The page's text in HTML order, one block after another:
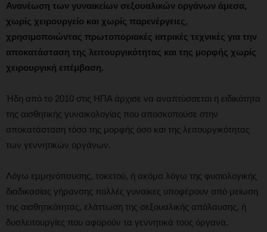
Ανανέωση των γυναικείων σεξουαλικών οργάνων άμεσα,
χωρίς χειρουργείο και χωρίς παρενέργειες,
χρησιμοποιώντας πρωτοποριακές ιατρικές τεχνικές για την
αποκατάσταση της λειτουργικότητας και της μορφής χωρίς
χειρουργική επέμβαση.
Ήδη από το 2010 στις ΗΠΑ άρχισε να αναπτύσσεται η ειδικότητα
της αισθητικής γυναικολογίας που αποσκοπούσε στην
αποκατάσταση τόσο της μορφής όσο και της λειτουργικότητας
των γεννητικών οργάνων.
Λόγω εμμηνόπαυσης, τοκετού, ή ακόμα λόγω της φυσιολογικής
διαδικασίας γήρανσης πολλές γυναίκες υποφέρουν από μείωση
της αισθητικότητας, ελάττωση της σεξουαλικής απόλαυσης, ή
δυσλειτουργίες που αφορούν τα γεννητικά τους όργανα.